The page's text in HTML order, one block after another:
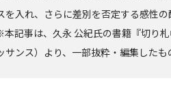
を入れ、さらに差別を否定する感性
記事は、久永 公紀氏の書籍『切り札
ンス）より、一部抜粋・編集したも